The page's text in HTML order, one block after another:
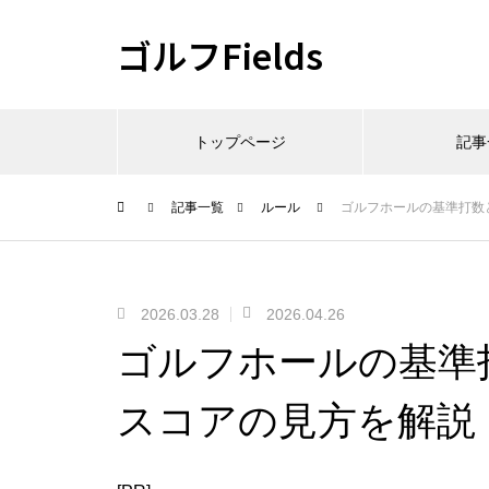
ゴルフFields
トップページ 記
記事一覧 ルール ゴルフホールの基準打
2026.03.28 2026.04.26
ゴルフホールの基
スコアの見方を解説